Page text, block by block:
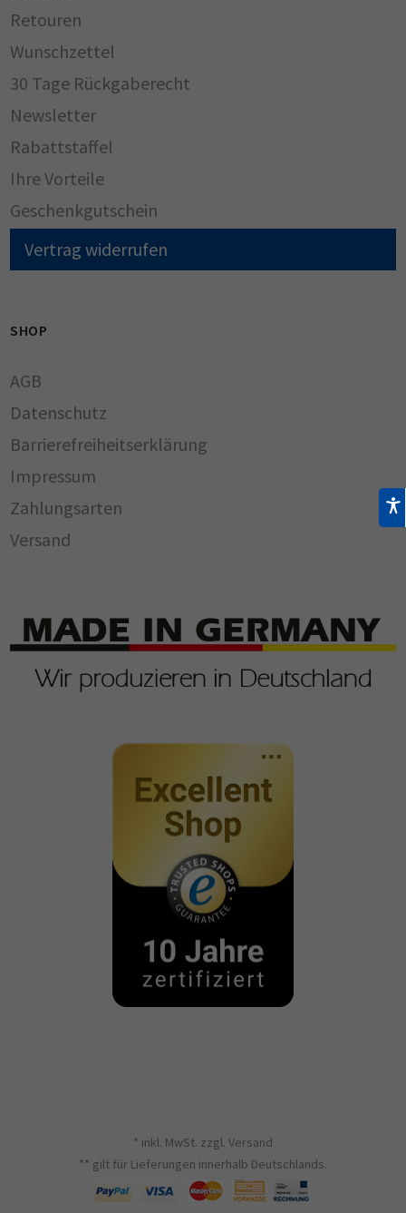
Retouren
Wunschzettel
30 Tage Rückgaberecht
Newsletter
Rabattstaffel
Ihre Vorteile
Geschenkgutschein
Vertrag widerrufen
SHOP
AGB
Datenschutz
Barrierefreiheitserklärung
Impressum
Zahlungsarten
Versand
* inkl. MwSt. zzgl. Versand
** gilt für Lieferungen innerhalb Deutschlands.